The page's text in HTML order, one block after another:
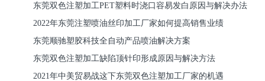
东莞双色注塑加工PET塑料时浇口容易发白原因与解决办法
2022年东莞注塑喷油丝印加工厂家如何提高销售业绩
东莞顺驰塑胶科技全自动产品喷油解决方案
东莞双色注塑加工缺陷顶针印形成原因与解决方法
2021年中美贸易战这下东莞双色注塑加工厂家的机遇